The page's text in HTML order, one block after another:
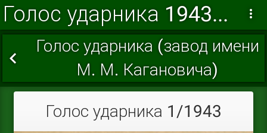
Голос ударника 1943 г.
Голос ударника (завод имени
М. М. Кагановича)
Голос ударника 1/1943